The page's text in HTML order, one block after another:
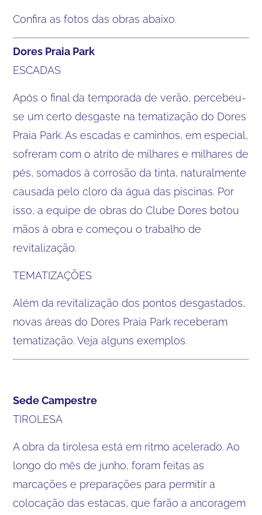
Confira as fotos das obras abaixo.
Dores Praia Park
ESCADAS
Após o final da temporada de verão, percebeu-
se um certo desgaste na tematização do Dores
Praia Park. As escadas e caminhos, em especial,
sofreram com o atrito de milhares e milhares de
pés, somados à corrosão da tinta, naturalmente
causada pelo cloro da água das piscinas. Por
isso, a equipe de obras do Clube Dores botou
mãos à obra e começou o trabalho de
revitalização.
TEMATIZAÇÕES
Além da revitalização dos pontos desgastados,
novas áreas do Dores Praia Park receberam
tematização. Veja alguns exemplos.
Sede Campestre
TIROLESA
A obra da tirolesa está em ritmo acelerado. Ao
longo do mês de junho, foram feitas as
marcações e preparações para permitir a
colocação das estacas, que farão a ancoragem